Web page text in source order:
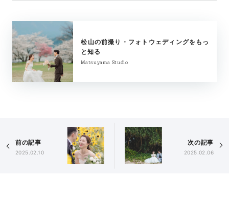
松山の前撮り・フォトウェディングをもっ
と知る
Matsuyama Studio
前の記事
2025.02.10
次の記事
2025.02.06